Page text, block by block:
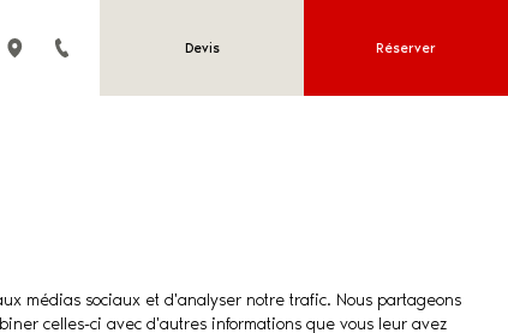
Devis Réserver
médias sociaux et d'analyser notre trafic. Nous partageons
celles-ci avec d'autres informations que vous leur avez